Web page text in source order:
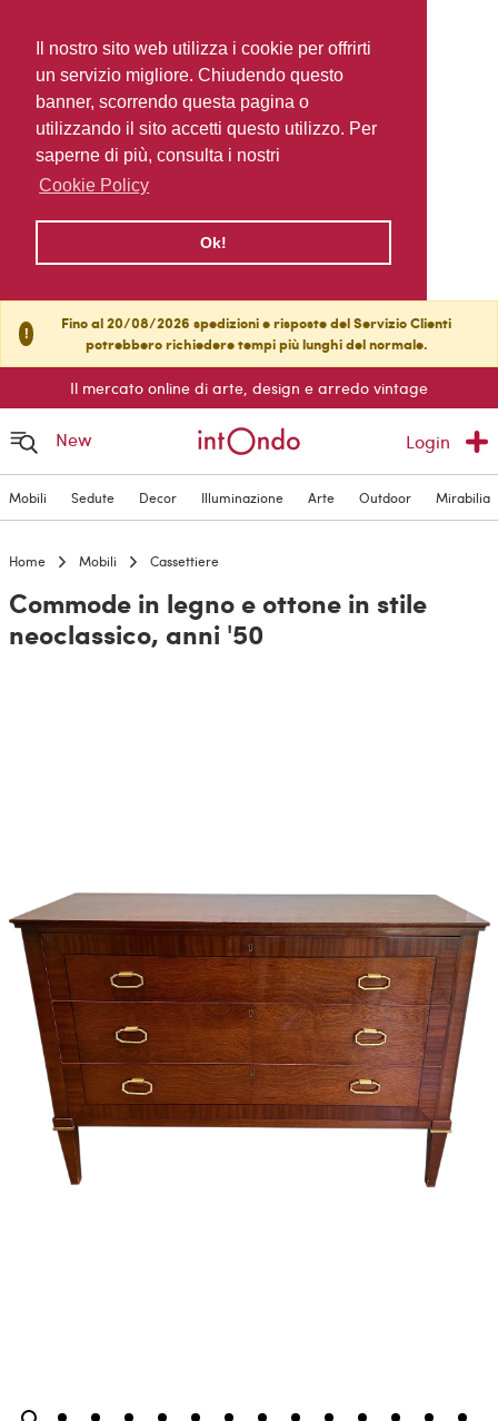
Il nostro sito web utilizza i cookie per offrirti
un servizio migliore. Chiudendo questo
banner, scorrendo questa pagina o
utilizzando il sito accetti questo utilizzo. Per
saperne di più, consulta i nostri
Cookie Policy
Ok!
!
Fino al 20/08/2026 spedizioni e risposte del Servizio Clienti
potrebbero richiedere tempi più lunghi del normale.
Il mercato online di arte, design e arredo vintage
New Login
Mobili Sedute Decor Illuminazione Arte Outdoor Mirabilia
Home Mobili Cassettiere
Commode in legno e ottone in stile
neoclassico, anni '50